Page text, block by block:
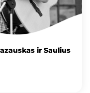
ir Saulius